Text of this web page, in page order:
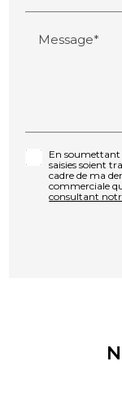
Message*
En soumettant
saisies soient
cadre de ma
commerciale
consultant